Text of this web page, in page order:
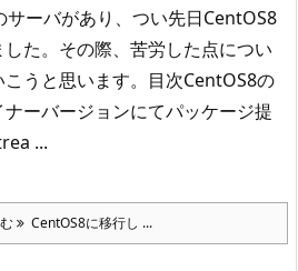
サーバがあり、つい先日CentOS8
た。 その際、苦労した点につい
うと思います。 目次CentOS8の
ナーバージョンにてパッケージ提
...
CentOS8に移行し ...